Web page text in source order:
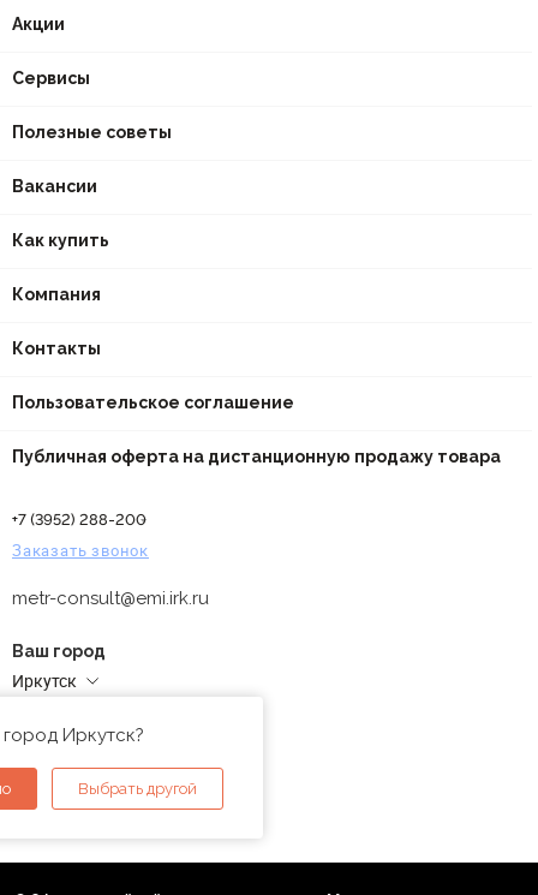
Акции
Сервисы
Полезные советы
Вакансии
Как купить
Компания
Контакты
Пользовательское соглашение
Публичная оферта на дистанционную продажу товара
+7 (3952) 288-200
Заказать звонок
metr-consult@emi.irk.ru
Ваш город
Иркутск
Иркутск?
Выбрать другой